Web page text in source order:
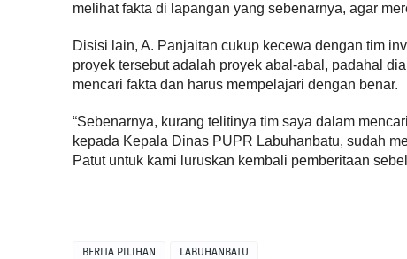
melihat fakta di lapangan yang sebenarnya, agar
Disisi lain, A. Panjaitan cukup kecewa dengan tim
proyek tersebut adalah proyek abal-abal, padahal
mencari fakta dan harus mempelajari dengan benar.
“Sebenarnya, kurang telitinya tim saya dalam
kepada Kepala Dinas PUPR Labuhanbatu, sudah
Patut untuk kami luruskan kembali pemberitaan
BERITA PILIHAN LABUHANBATU